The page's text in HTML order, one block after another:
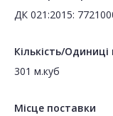
ДК 021:2015:
Кількість/Одиниці
301 м.куб
Місце поставки